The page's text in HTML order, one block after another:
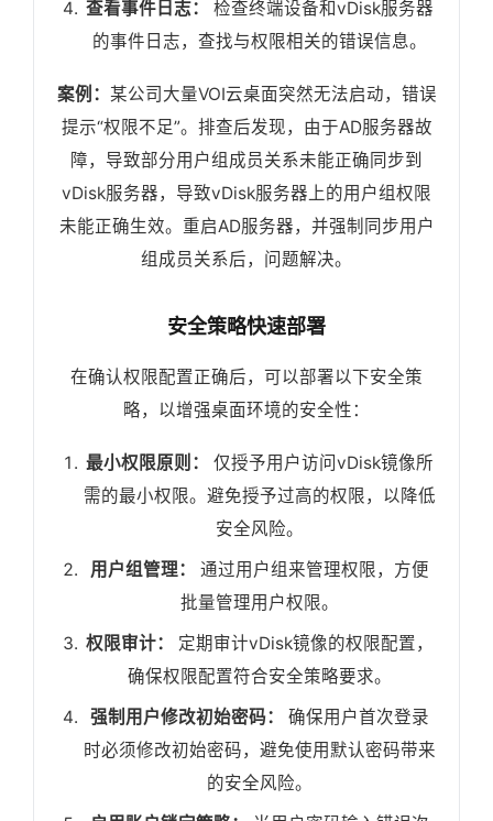
查看事件日志：
检查终端设备和vDisk服务器
的事件日志，查找与权限相关的错误信息。
案例： 某公司大量VOI云桌面突然无法启动，错误
提示“权限不足”。排查后发现，由于AD服务器故
障，导致部分用户组成员关系未能正确同步到
vDisk服务器，导致vDisk服务器上的用户组权限
未能正确生效。重启AD服务器，并强制同步用户
组成员关系后，问题解决。
安全策略快速部署
在确认权限配置正确后，可以部署以下安全策
略，以增强桌面环境的安全性：
最小权限原则：
仅授予用户访问vDisk镜像所
需的最小权限。避免授予过高的权限，以降低
安全风险。
用户组管理：
通过用户组来管理权限，方便
批量管理用户权限。
权限审计：
定期审计vDisk镜像的权限配置，
确保权限配置符合安全策略要求。
强制用户修改初始密码：
确保用户首次登录
时必须修改初始密码，避免使用默认密码带来
的安全风险。